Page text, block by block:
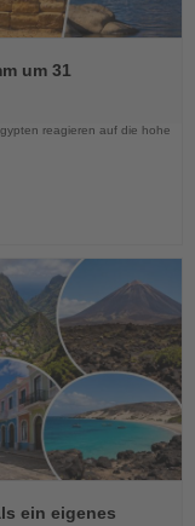
um 31
reagieren auf die hohe
ein eigenes